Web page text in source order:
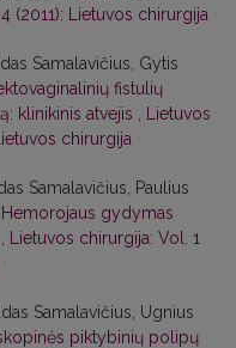
(2011): Lietuvos chirurgija
Samalavičius, Gytis
fistulių
klinikinis atvejis
Lietuvos
chirurgija
Samalavičius, Paulius
Hemorojaus gydymas
Lietuvos chirurgija: Vol. 1
Samalavičius, Ugnius
piktybinių polipų